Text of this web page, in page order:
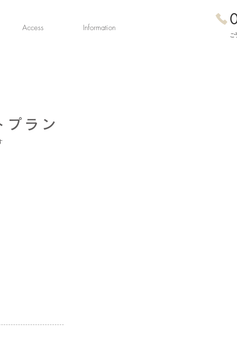
Access Information
ご
プラン